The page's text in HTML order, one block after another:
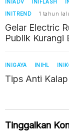
INIADV INIFLASH
INITREND
1 tahun
Gelar Electric
Publik Kurangi
INIGAYA INIHL
Tips Anti
Tinggalkan